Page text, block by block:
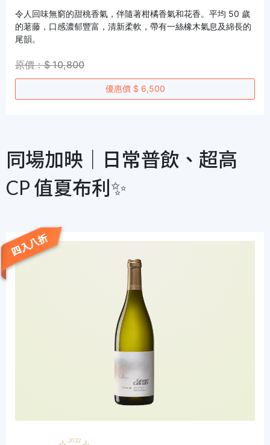
令人回味無窮的甜桃香氣，伴隨著柑橘香氣和花香。平均 50 歲
的荖藤，口感濃郁豐富，清新柔軟，帶有一絲橡木氣息及綿長的
尾韻。
原價：$ 10,800
優惠價 $ 6,500
同場加映｜日常普飲、超高
CP 值夏布利✨
四入八折
2022